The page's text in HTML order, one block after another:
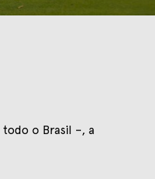
o Brasil –, a